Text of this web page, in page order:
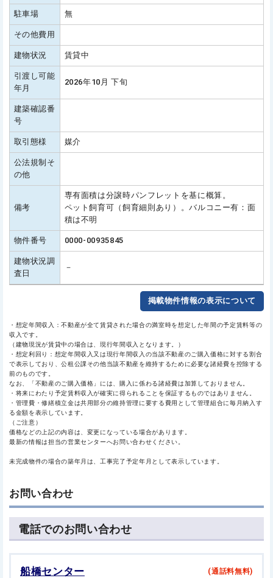
駐車場 無
その他費用
建物状況 賃貸中
引渡し可能
年月
2026年10月 下旬
建築確認番
号
取引態様 媒介
公法規制そ
の他
備考
専有面積は分譲時パンフレットを基に概算。
ペット飼育可（飼育細則あり）。バルコニー有：面
積は不明
物件番号 0000-00935845
建物状況調
査日
－
掲載物件情報の表示について
・想定年間収入：不動産が全て賃貸された場合の満室時を想定した年間の予定賃料等の
収入です。
（建物現況が賃貸中の場合は、現行年間収入となります。）
・想定利回り：想定年間収入又は現行年間収入の当該不動産のご購入価格に対する割合
で表示しており、公租公課その他当該不動産を維持するために必要な諸経費を控除する
前のものです。
なお、「不動産のご購入価格」には、購入に係わる諸経費は加算しておりません。
・将来にわたり予定賃料収入が確実に得られることを保証するものではありません。
・管理費・修繕積立金は共用部分の維持管理に要する費用として管理組合に毎月納入す
る金額を表示しています。
（ご注意）
価格などの上記の内容は、変更になっている場合があります。
最新の情報は担当の営業センターへお問い合わせください。
未完成物件の場合の築年月は、工事完了予定年月として表示しています。
お問い合わせ
電話でのお問い合わせ
船橋センター (通話料無料)